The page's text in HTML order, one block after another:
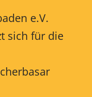
e.V.
sich für die